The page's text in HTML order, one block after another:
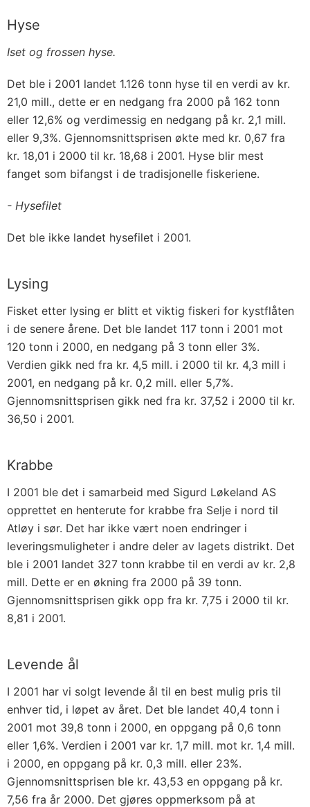
Hyse
Iset og frossen hyse.
Det ble i 2001 landet 1.126 tonn hyse til en verdi av kr.
21,0 mill., dette er en nedgang fra 2000 på 162 tonn
eller 12,6% og verdimessig en nedgang på kr. 2,1 mill.
eller 9,3%. Gjennomsnittsprisen økte med kr. 0,67 fra
kr. 18,01 i 2000 til kr. 18,68 i 2001. Hyse blir mest
fanget som bifangst i de tradisjonelle fiskeriene.
- Hysefilet
Det ble ikke landet hysefilet i 2001.
Lysing
Fisket etter lysing er blitt et viktig fiskeri for kystflåten
i de senere årene. Det ble landet 117 tonn i 2001 mot
120 tonn i 2000, en nedgang på 3 tonn eller 3%.
Verdien gikk ned fra kr. 4,5 mill. i 2000 til kr. 4,3 mill i
2001, en nedgang på kr. 0,2 mill. eller 5,7%.
Gjennomsnittsprisen gikk ned fra kr. 37,52 i 2000 til kr.
36,50 i 2001.
Krabbe
I 2001 ble det i samarbeid med Sigurd Løkeland AS
opprettet en henterute for krabbe fra Selje i nord til
Atløy i sør. Det har ikke vært noen endringer i
leveringsmuligheter i andre deler av lagets distrikt. Det
ble i 2001 landet 327 tonn krabbe til en verdi av kr. 2,8
mill. Dette er en økning fra 2000 på 39 tonn.
Gjennomsnittsprisen gikk opp fra kr. 7,75 i 2000 til kr.
8,81 i 2001.
Levende ål
I 2001 har vi solgt levende ål til en best mulig pris til
enhver tid, i løpet av året. Det ble landet 40,4 tonn i
2001 mot 39,8 tonn i 2000, en oppgang på 0,6 tonn
eller 1,6%. Verdien i 2001 var kr. 1,7 mill. mot kr. 1,4 mill.
i 2000, en oppgang på kr. 0,3 mill. eller 23%.
Gjennomsnittsprisen ble kr. 43,53 en oppgang på kr.
7,56 fra år 2000. Det gjøres oppmerksom på at